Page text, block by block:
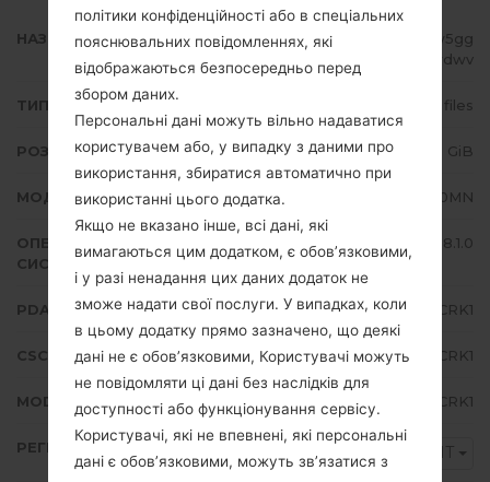
НАЗВА ФАЙЛУ
SM-J710MN_1_20181221231353_w5gg
01wdwv
ТИП ПРОШИВКИ 4 files
РОЗМІР ФАЙЛУ 1.53 GiB
МОДЕЛЬ Samsung SM-J710MN
ОПЕРАЦІЙНА
СИСТЕМА
Android Oreo 8.1.0
PDA/AP ВЕРСІЯ J710MNUBU4CRK1
CSC ВЕРСІЯ J710MNPNT4CRK1
MODEM/CP ВЕРСІЯ J710MNUBU4CRK1
РЕГІОН PNT
політики конфіденційності або в спеціальних
пояснювальних повідомленнях, які
відображаються безпосередньо перед
збором даних.
Персональні дані можуть вільно надаватися
користувачем або, у випадку з даними про
використання, збиратися автоматично при
використанні цього додатка.
Якщо не вказано інше, всі дані, які
вимагаються цим додатком, є обов’язковими,
і у разі ненадання цих даних додаток не
зможе надати свої послуги. У випадках, коли
в цьому додатку прямо зазначено, що деякі
дані не є обов’язковими, Користувачі можуть
не повідомляти ці дані без наслідків для
доступності або функціонування сервісу.
Користувачі, які не впевнені, які персональні
дані є обов’язковими, можуть зв’язатися з